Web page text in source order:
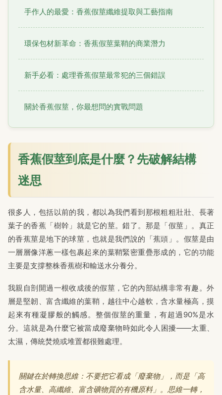
手作人的最愛：香蕉假莖纖維提取與工藝指南
環保包材新革命：香蕉假莖葉鞘的商業潛力
新手必看：處理香蕉假莖最常犯的三個錯誤
關於香蕉假莖，你最想問的實戰問題
香蕉假莖到底是什麼？先破解結構
迷思
很多人，包括以前的我，都以為我們看到那根粗粗壯壯、長著
葉子的香蕉「樹幹」就是它的莖。錯了。那是「假莖」。真正
的香蕉莖是地下的球莖，也就是我們說的「蕉頭」。假莖是由
一層層像洋蔥一樣包裹起來的葉鞘緊密重疊形成的，它的功能
主要是支撐整株香蕉樹和輸送水分養分。
我親自剖開過一根收成後的假莖，它的內部結構非常有趣。外
層是堅韌、富含纖維的葉鞘，越往中心越軟，含水量極高，摸
起來有種凝膠般的觸感。整個假莖的重量，有超過90%是水
分。這就是為什麼它被當成廢棄物時如此令人困擾——太重、
太濕，傳統焚燒或堆置都很難處理。
關鍵在於轉換思維：不要把它看成「廢棄物」，而是「高
含水量、高纖維、富含礦物質的有機原料」。思維一轉，